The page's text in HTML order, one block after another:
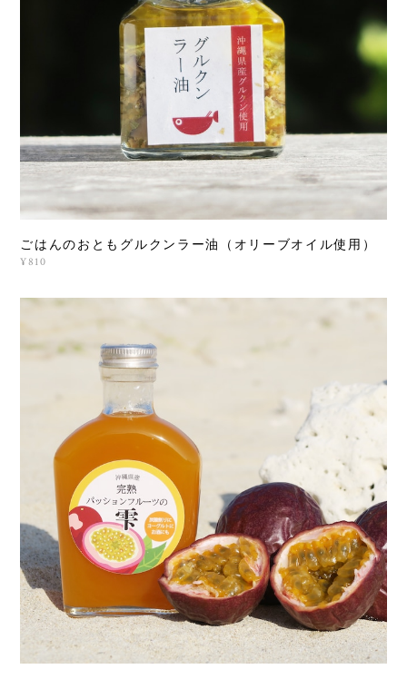
ごはんのおともグルクンラー油（オリーブオイル使用）
¥810